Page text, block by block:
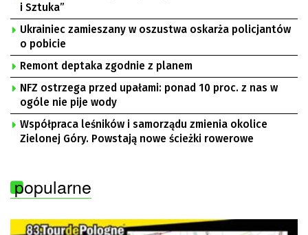
i Sztuka”
Ukrainiec zamieszany w oszustwa oskarża policjantów
o pobicie
Remont deptaka zgodnie z planem
NFZ ostrzega przed upałami: ponad 10 proc. z nas w
ogóle nie pije wody
Współpraca leśników i samorządu zmienia okolice
Zielonej Góry. Powstają nowe ścieżki rowerowe
popularne